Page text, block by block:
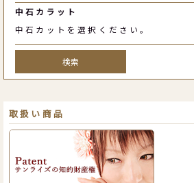
中石カラット
中石カットを選択ください。
検索
取扱い商品